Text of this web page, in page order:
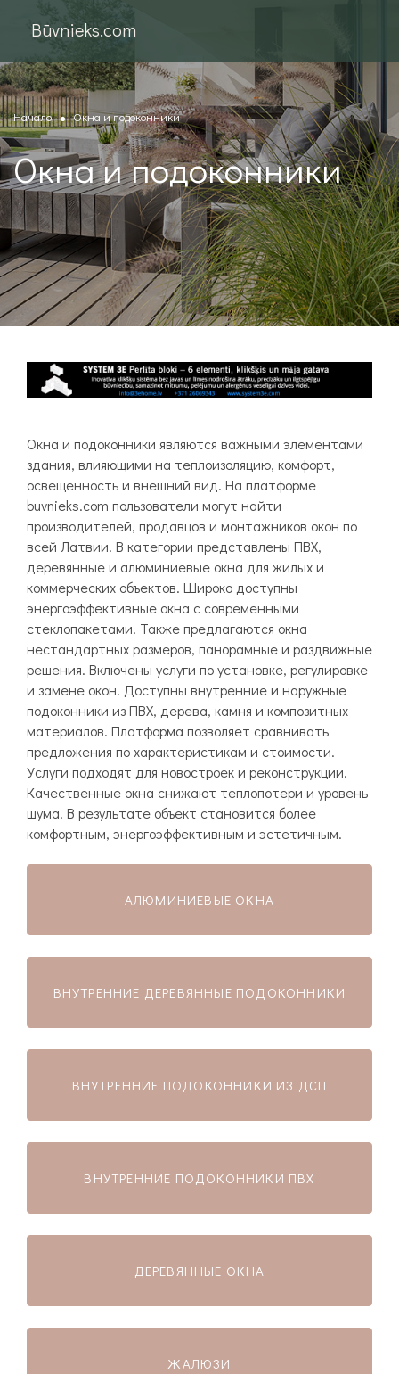
Būvnieks.com
Начало Окна и подоконники
Окна и подоконники
Окна и подоконники являются важными элементами
здания, влияющими на теплоизоляцию, комфорт,
освещенность и внешний вид. На платформе
buvnieks.com пользователи могут найти
производителей, продавцов и монтажников окон по
всей Латвии. В категории представлены ПВХ,
деревянные и алюминиевые окна для жилых и
коммерческих объектов. Широко доступны
энергоэффективные окна с современными
стеклопакетами. Также предлагаются окна
нестандартных размеров, панорамные и раздвижные
решения. Включены услуги по установке, регулировке
и замене окон. Доступны внутренние и наружные
подоконники из ПВХ, дерева, камня и композитных
материалов. Платформа позволяет сравнивать
предложения по характеристикам и стоимости.
Услуги подходят для новостроек и реконструкции.
Качественные окна снижают теплопотери и уровень
шума. В результате объект становится более
комфортным, энергоэффективным и эстетичным.
АЛЮМИНИЕВЫЕ ОКНА
ВНУТРЕННИЕ ДЕРЕВЯННЫЕ ПОДОКОННИКИ
ВНУТРЕННИЕ ПОДОКОННИКИ ИЗ ДСП
ВНУТРЕННИЕ ПОДОКОННИКИ ПВХ
ДЕРЕВЯННЫЕ ОКНА
ЖАЛЮЗИ